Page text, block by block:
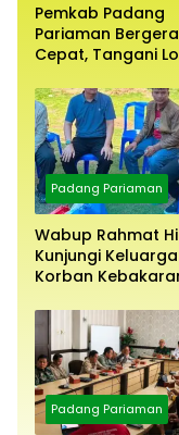
Pemkab Padang
Pariaman
Cepat, Tangani
Padang Pariaman
Wabup Rahmat
Kunjungi Keluarga
Korban
Padang Pariaman